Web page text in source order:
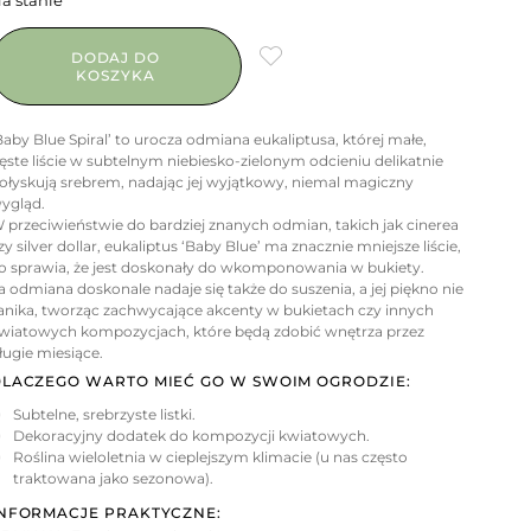
DODAJ DO
KOSZYKA
Blue Spiral’ to urocza odmiana eukaliptusa, której małe,
liście w subtelnym niebiesko-zielonym odcieniu delikatnie
srebrem, nadając jej wyjątkowy, niemal magiczny
przeciwieństwie do bardziej znanych odmian, takich jak cinerea
silver dollar, eukaliptus ‘Baby Blue’ ma znacznie mniejsze liście,
sprawia, że jest doskonały do wkomponowania w bukiety.
odmiana doskonale nadaje się także do suszenia, a jej piękno nie
tworząc zachwycające akcenty w bukietach czy innych
kompozycjach, które będą zdobić wnętrza przez
miesiące.
WARTO MIEĆ GO W SWOIM OGRODZIE:
Subtelne, srebrzyste listki.
Dekoracyjny dodatek do kompozycji kwiatowych.
Roślina wieloletnia w cieplejszym klimacie (u nas często
traktowana jako sezonowa).
PRAKTYCZNE: